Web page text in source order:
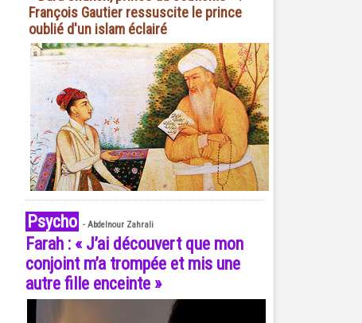
François Gautier ressuscite le prince
oublié d'un islam éclairé
Psycho - Abdelnour Zahrali
Farah : « J’ai découvert que mon
conjoint m’a trompée et mis une
autre fille enceinte »